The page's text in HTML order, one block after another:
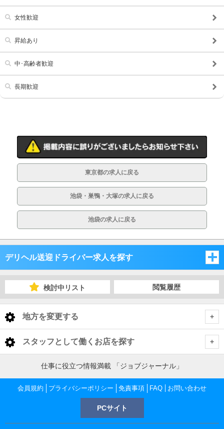
女性歓迎
昇給あり
中･高齢者歓迎
長期歓迎
東京都の求人に戻る
池袋・巣鴨・大塚の求人に戻る
池袋の求人に戻る
デリヘル送迎ドライバー求人を探す
東京都
池袋・巣鴨・大塚 デリヘル送迎ドライバー
池袋 デリヘル送迎ドライバー
新宿・歌舞伎町・大久保・高田馬場
新宿・歌舞伎町・大久保・高田馬場 デリヘル送迎ドライバー
検討中リスト 閲覧履歴
地方を変更する
< 全国トップ
北海道 男性高収入
東北 男性高収入
南関東 男性高収入
甲信越 男性高収入
スタッフとして働くお店を探す
東京都
東京 男性高収入
新宿 男性高収入
神奈川県
仕事に役立つ情報満載 「ジョブジャーナル」
会員規約 プライバシーポリシー 免責事項 FAQ お問い合わせ
PCサイト